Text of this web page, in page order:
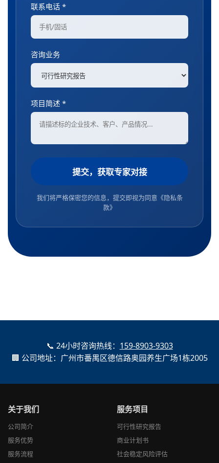
联系电话 *
咨询业务
项目简述 *
提交，获取专家对接
我们将严格保密您的信息，提交即视为同意 《隐私条
款》
📞 24小时咨询热线： 159-8903-9303
🏢 公司地址：广州市番禺区德信路奥园养生广场1栋2005
关于我们
公司简介
服务优势
服务流程
服务项目
可行性研究报告
商业计划书
社会稳定风险评估